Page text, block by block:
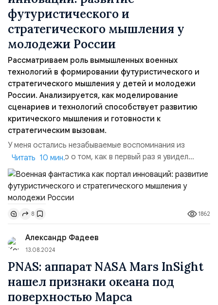
футуристического и
стратегического мышления у
молодежи России
Рассматриваем роль вымышленных военных
технологий в формировании футуристического и
стратегического мышления у детей и молодежи
России. Анализируется, как моделирование
сценариев и технологий способствует развитию
критического мышления и готовности к
стратегическим вызовам.
У меня остались незабываемые воспоминания из
жизни, особенно о том, как в первый раз я увидел
мультфильм с футуристическими военными действиями
по российскому телевидению — «Гандама». Это
японская научно-фантастическая военная история, в
которой показаны гигантские роботы, известные как
мобильные костюмы, играющие ключевую роль в
войне.Многие из нас пом...
Читать 10 мин.
8 1862
Александр Фадеев
13.08.2024
PNAS: аппарат NASA Mars InSight
нашел признаки океана под
поверхностью Марса